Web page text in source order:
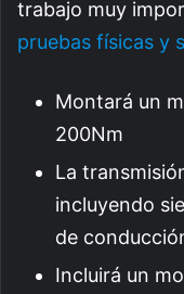
trabajo muy
pruebas físicas y
Montará un
200Nm
La
incluyendo
de
Incluirá un